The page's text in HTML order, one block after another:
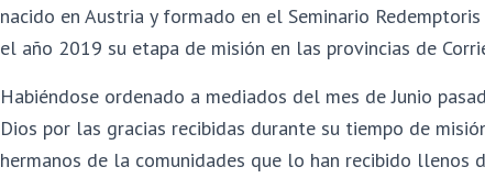
nacido en Austria y formado en el Seminario
el año 2019 su etapa de misión en las provincias de
Habiéndose ordenado a mediados del mes de Junio
Dios por las gracias recibidas durante su tiempo de
hermanos de la comunidades que lo han recibido llenos